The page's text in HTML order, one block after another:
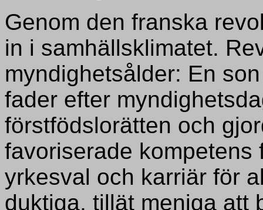
Genom den franska
in i samhällsklimatet.
myndighetsålder: En
fader efter
förstfödslorätten och
favoriserade kompetens
yrkesval och karriär för
duktiga, tillät meniga att